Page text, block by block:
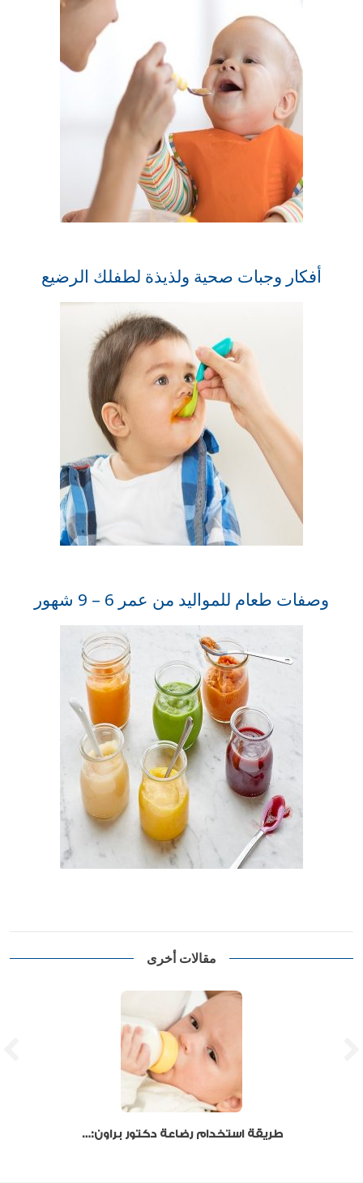
أفكار وجبات صحية ولذيذة لطفلك الرضيع
وصفات طعام للمواليد من عمر 6 – 9 شهور
مقالات أخرى
طريقة استخدام رضاعة دكتور براون: دليل شامل للأمهات